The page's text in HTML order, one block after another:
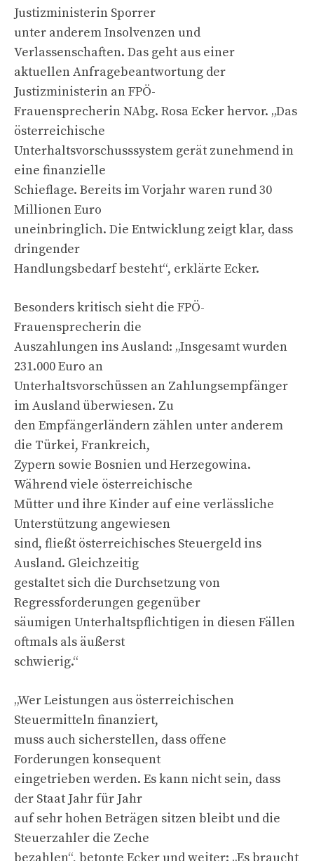
Justizministerin Sporrer
unter anderem Insolvenzen und
Verlassenschaften. Das geht aus einer
aktuellen Anfragebeantwortung der
Justizministerin an FPÖ-
Frauensprecherin NAbg. Rosa Ecker hervor. „Das
österreichische
Unterhaltsvorschusssystem gerät zunehmend in
eine finanzielle
Schieflage. Bereits im Vorjahr waren rund 30
Millionen Euro
uneinbringlich. Die Entwicklung zeigt klar, dass
dringender
Handlungsbedarf besteht“, erklärte Ecker.
Besonders kritisch sieht die FPÖ-
Frauensprecherin die
Auszahlungen ins Ausland: „Insgesamt wurden
231.000 Euro an
Unterhaltsvorschüssen an Zahlungsempfänger
im Ausland überwiesen. Zu
den Empfängerländern zählen unter anderem
die Türkei, Frankreich,
Zypern sowie Bosnien und Herzegowina.
Während viele österreichische
Mütter und ihre Kinder auf eine verlässliche
Unterstützung angewiesen
sind, fließt österreichisches Steuergeld ins
Ausland. Gleichzeitig
gestaltet sich die Durchsetzung von
Regressforderungen gegenüber
säumigen Unterhaltspflichtigen in diesen Fällen
oftmals als äußerst
schwierig.“
„Wer Leistungen aus österreichischen
Steuermitteln finanziert,
muss auch sicherstellen, dass offene
Forderungen konsequent
eingetrieben werden. Es kann nicht sein, dass
der Staat Jahr für Jahr
auf sehr hohen Beträgen sitzen bleibt und die
Steuerzahler die Zeche
bezahlen“, betonte Ecker und weiter: „Es braucht